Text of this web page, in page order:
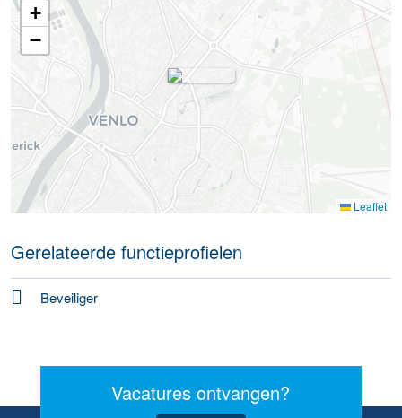
+
−
Leaflet
Gerelateerde functieprofielen
Beveiliger
Vacatures ontvangen?